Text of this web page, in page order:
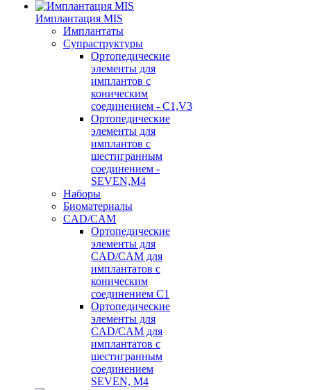
Имплантация MIS
Имплантаты
Супраструктуры
Ортопедические
элементы для
имплантов с
коническим
соединением - C1,V3
Ортопедические
элементы для
имплантов с
шестигранным
соединением -
SEVEN,M4
Наборы
Биоматериалы
CAD/CAM
Ортопедические
элементы для
CAD/CAM для
имплантатов с
коническим
соединением С1
Ортопедические
элементы для
CAD/CAM для
имплантатов с
шестигранным
соединением
SEVEN, М4